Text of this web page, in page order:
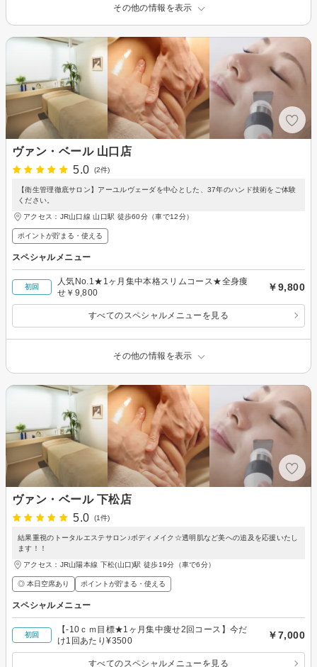
その他の情報を表示
ヴァン・ベール 山口店
5.0
(2件)
【衛生管理徹底サロン】アーユルヴェーダを中心とした、37年のハンド技術をご体験
ください。
アクセス：JR山口線 山口駅 徒歩60分（車で12分）
ポイントが貯まる・使える
スペシャルメニュー
初回
人気No.1★1ヶ月集中本格スリムコース★全身痩
せ￥9,800
￥9,800
すべてのスペシャルメニューを見る
その他の情報を表示
ヴァン・ベール 下松店
5.0
(1件)
結果重視のトータルエステサロン♪ボディメイク☆透明肌など美への追及を応援いたし
ます！！
アクセス：JR山陽本線 下松(山口)駅 徒歩19分（車で6分）
◎ 本日空席あり ポイントが貯まる・使える
スペシャルメニュー
初回
【-10ｃｍ目標★1ヶ月集中痩せ2回コース】今だ
け1回あたり¥3500
￥7,000
すべてのスペシャルメニューを見る